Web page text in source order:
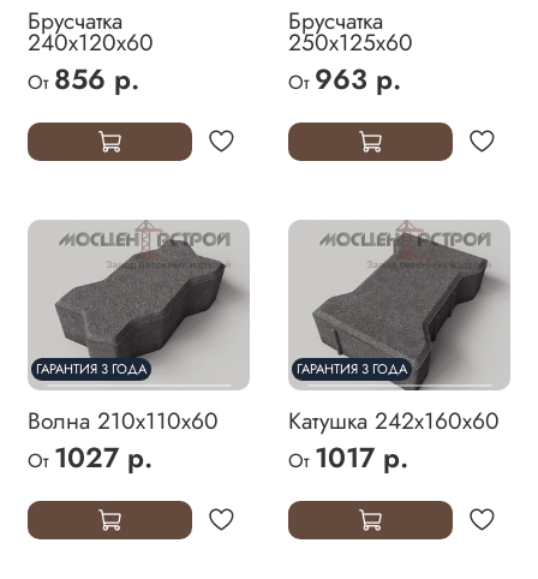
Брусчатка
240х120х60
От 856 р.
Брусчатка
250х125х60
От 963 р.
ГАРАНТИЯ 3 ГОДА
Волна 210х110х60
От 1027 р.
ГАРАНТИЯ 3 ГОДА
Катушка 242х160х60
От 1017 р.